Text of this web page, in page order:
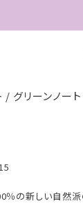
グリーンノー
％の新しい自然派